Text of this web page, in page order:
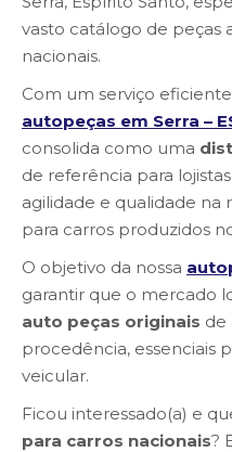
vasto catálogo de peças
nacionais.
Com um serviço
autopeças em Serra –
consolida como uma
de referência para
agilidade e qualidade
para carros produzidos
O objetivo da nossa
garantir que o mercado
auto peças originais de
procedência, essenciais
veicular.
Ficou interessado(a) e
para carros nacionais?